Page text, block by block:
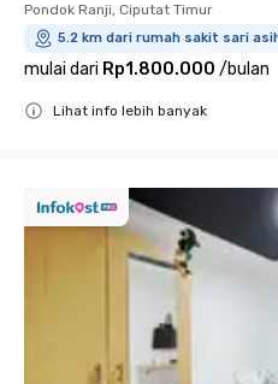
Pondok Ranji, Ciputat Timur
5.2 km dari rumah sakit sari
mulai dari Rp1.800.000 /bulan
Lihat info lebih banyak